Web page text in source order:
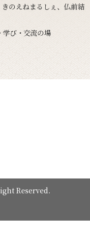
のえねまるしぇ、仏前結
び・交流の場
Reserved.